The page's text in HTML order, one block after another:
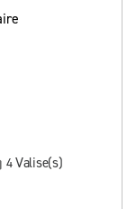
4Valise(s)